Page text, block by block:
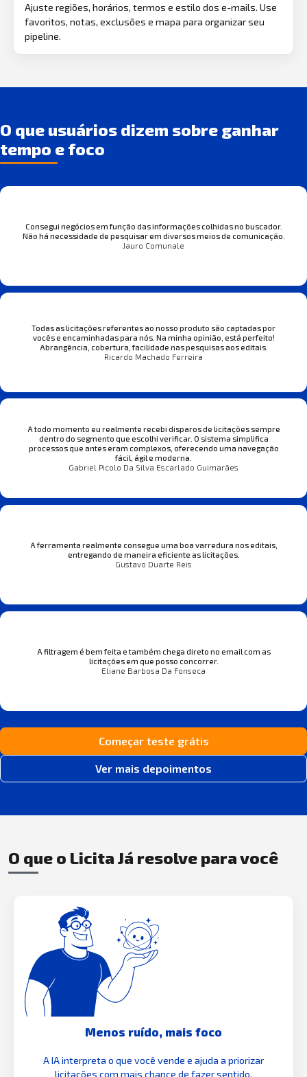
Ajuste regiões, horários, termos e estilo dos e-mails. Use
favoritos, notas, exclusões e mapa para organizar seu
pipeline.
O que usuários dizem sobre ganhar
tempo e foco
Consegui negócios em função das informações colhidas no buscador.
Não há necessidade de pesquisar em diversos meios de comunicação.
Jauro Comunale
Todas as licitações referentes ao nosso produto são captadas por
vocês e encaminhadas para nós. Na minha opinião, está perfeito!
Abrangência, cobertura, facilidade nas pesquisas aos editais.
Ricardo Machado Ferreira
A todo momento eu realmente recebi disparos de licitações sempre
dentro do segmento que escolhi verificar. O sistema simplifica
processos que antes eram complexos, oferecendo uma navegação
fácil, ágil e moderna.
Gabriel Picolo Da Silva Escarlado Guimarães
A ferramenta realmente consegue uma boa varredura nos editais,
entregando de maneira eficiente as licitações.
Gustavo Duarte Reis
A filtragem é bem feita e também chega direto no email com as
licitações em que posso concorrer.
Eliane Barbosa Da Fonseca
Começar teste grátis
Ver mais depoimentos
O que o Licita Já resolve para você
Menos ruído, mais foco
A IA interpreta o que você vende e ajuda a priorizar
licitações com mais chance de fazer sentido.